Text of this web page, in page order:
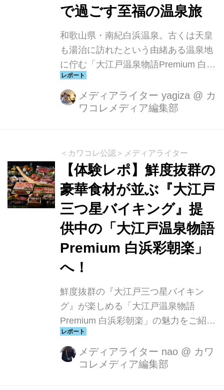
で過ごす至福の温泉旅
和歌山県・南紀白浜温泉。古くは天皇
も湯治に訪れたという由緒ある温泉地
に佇む「大江戸温泉物語Premium 白浜
彩朝楽」は、自然に囲まれた露天風呂
と、2025年9月1日よりスタートした鮮
度抜群の「大江戸三つ星バイキング」
ートします。
メディアライター yagiza @ カ
ワコレメディア編集部
＜カワコレ公認＞メディアライター
【体験レポ】鮮度抜群の
豪華食材が並ぶ『大江戸
三つ星バイキング』提
供中の「大江戸温泉物語
Premium 白浜彩朝楽」
へ！
鮮度抜群の『大江戸三つ星バイキン
グ』が楽しめる「大江戸温泉物語
Premium 白浜彩朝楽」の魅力をご紹介
します♪
メディアライター nao @ カワ
コレメディア編集部